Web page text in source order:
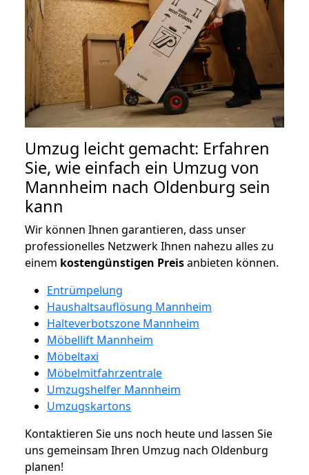
Umzug leicht gemacht: Erfahren
Sie, wie einfach ein Umzug von
Mannheim nach Oldenburg sein
kann
Wir können Ihnen garantieren, dass unser
professionelles Netzwerk Ihnen nahezu alles zu
einem kostengünstigen Preisanbieten können.
Entrümpelung
Haushaltsauflösung Mannheim
Halteverbotszone Mannheim
Möbellift Mannheim
Möbeltaxi
Möbelmitfahrzentrale
Umzugshelfer Mannheim
Umzugskartons
Kontaktieren Sie uns noch heute und lassen Sie
uns gemeinsam Ihren Umzug nach Oldenburg
planen!